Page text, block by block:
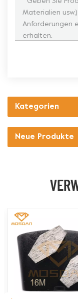
Kategorien
Neue Produkte